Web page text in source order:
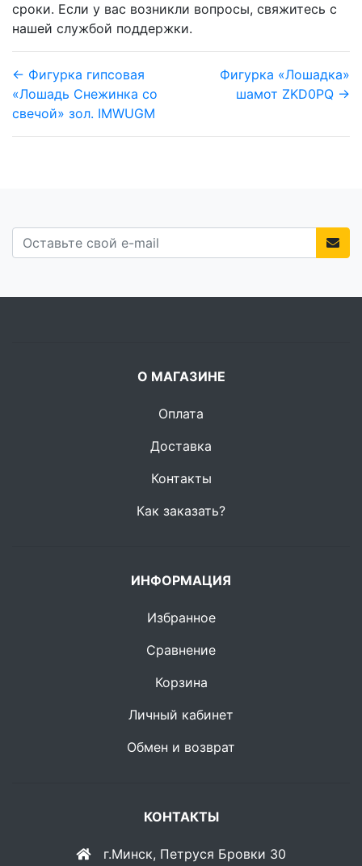
сроки. Если у вас возникли вопросы, свяжитесь с
нашей службой поддержки.
← Фигурка гипсовая
«Лошадь Снежинка со
свечой» зол. IMWUGM
Фигурка «Лошадка»
шамот ZKD0PQ →
О МАГАЗИНЕ
Оплата
Доставка
Контакты
Как заказать?
ИНФОРМАЦИЯ
Избранное
Сравнение
Корзина
Личный кабинет
Обмен и возврат
КОНТАКТЫ
г.Минск, Петруся Бровки 30